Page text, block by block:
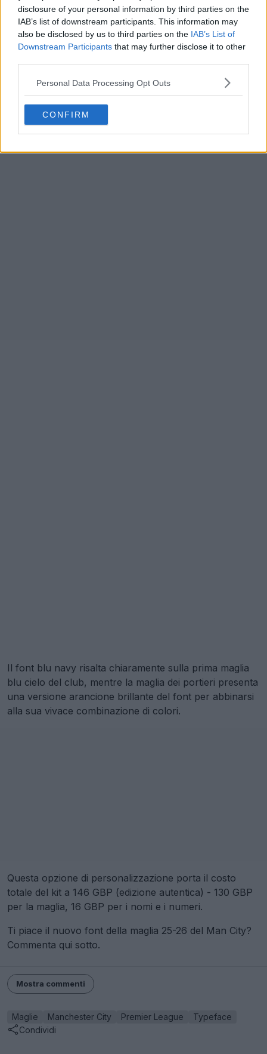
disclosure of your personal information by third parties on the
IAB’s list of downstream participants. This information may
also be disclosed by us to third parties on the IAB’s List of
Downstream Participants that may further disclose it to other
Personal Data Processing Opt Outs
CONFIRM
Il font blu navy risalta chiaramente sulla prima maglia
blu cielo del club, mentre la maglia dei portieri presenta
una versione arancione brillante del font per abbinarsi
alla sua vivace combinazione di colori.
Questa opzione di personalizzazione porta il costo
totale del kit a 146 GBP (edizione autentica) - 130 GBP
per la maglia, 16 GBP per i nomi e i numeri.
Ti piace il nuovo font della maglia 25-26 del Man City?
Commenta qui sotto.
Mostra commenti
Maglie Manchester City Premier League
Typeface
Condividi